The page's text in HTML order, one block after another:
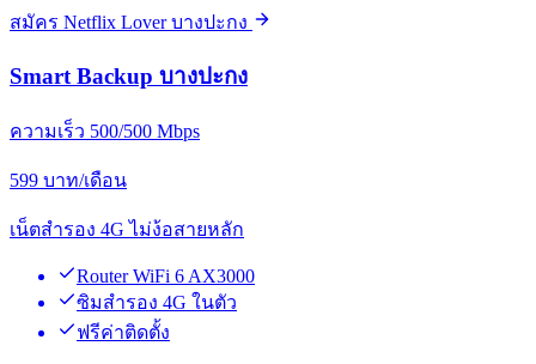
สมัคร Netflix Lover บางปะกง
Smart Backup บางปะกง
ความเร็ว 500/500 Mbps
599 บาท/เดือน
เน็ตสำรอง 4G ไม่ง้อสายหลัก
Router WiFi 6 AX3000
ซิมสำรอง 4G ในตัว
ฟรีค่าติดตั้ง